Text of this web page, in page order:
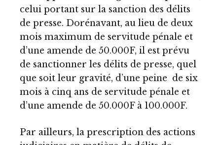
celui portant sur la sanction des délits
de presse. Dorénavant, au lieu de deux
mois maximum de servitude pénale et
d’une amende de 50.000F, il est prévu
de sanctionner les délits de presse, quel
que soit leur gravité, d’une peine de six
mois à cinq ans de servitude pénale et
d’une amende de 50.000F à 100.000F.
Par ailleurs, la prescription des actions